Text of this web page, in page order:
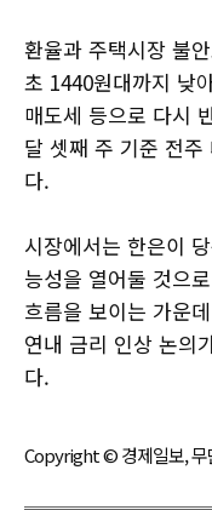
환율과 주택시장 불
초 1440원대까지 낮
매도세 등으로 다시
달 셋째 주 기준 전
다.
시장에서는 한은이
능성을 열어둘 것으
흐름을 보이는 가운
연내 금리 인상 논의
다.
Copyright © 경제일보, 무